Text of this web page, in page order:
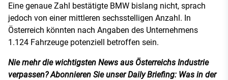
Eine genaue Zahl bestätigte BMW bislang nicht, sprach
jedoch von einer mittleren sechsstelligen Anzahl. In
Österreich könnten nach Angaben des Unternehmens
1.124 Fahrzeuge potenziell betroffen sein.
Nie mehr die wichtigsten News aus Österreichs Industrie
verpassen? Abonnieren Sie unser Daily Briefing: Was in der